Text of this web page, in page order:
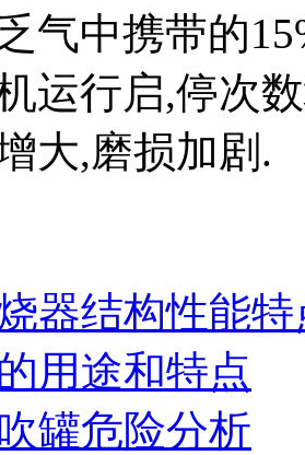
气中携带的
运行启,停次
大,磨损加剧.
器结构性能特
用途和特点
罐危险分析